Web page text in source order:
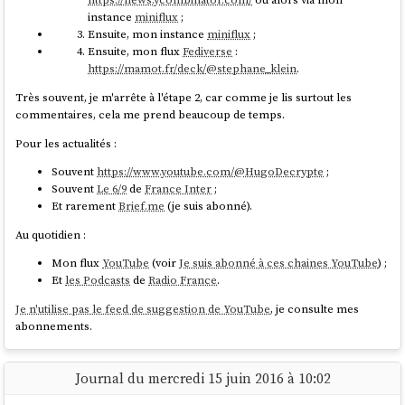
const
notifications =
(notificationsAtom);
set(cartAtom, [...cart,
product]);
if (user) {
[...notifications, {
	}
Et voici un exemple d'utilisation de
import { addToCartAtom } from 'addToCartAtom'
function ProductCard({ product }) {
// Récupérer uniquement l'action (pas
la valeur)
Il me reste entre 30 et 40 jours de disponibilité d'ici fin
décembre, et je suis donc à la recherche de nouvelles missions
pour compléter mon planning.
Si vous avez des projets ou connaissez des personnes qui
contacter ou à partager mon profil. 🙏
(repost) ou recommandation en commentaire !
Pour plus d'informations :
Mon CV :https://sklein.xyz/fr/cv/?campaign=ryxHYa
https://sklein.xyz/fr/services-freelance/?
campaign=ryxHYb
Mes disponibilités et tarifs :
https://sklein.xyz/fr/availability-and-pricing/?
campaign=ryxHYc
Et 3 jours plus tard :
instance miniflux ;
Ensuite, mon instance miniflux ;
Ensuite, mon fluxFediverse :
https://mamot.fr/deck/@stephane_klein.
Très souvent, je m'arrête à l'étape 2, car comme je lis surtout les
commentaires, cela me prend beaucoup de temps.
Pour les actualités :
Souvent https://www.youtube.com/@HugoDecrypte ;
SouventLe 6/9deFrance Inter ;
Et rarementBrief.me (je suis abonné).
Au quotidien :
Mon fluxYouTube (voirJe suis abonné à ces chaines YouTube) ;
Et les Podcasts deRadio France.
Je n'utilise pas le feed de suggestion de YouTube, je consulte mes
abonnements.
#JutilisePeuTwitter(de moins en moins).
JutilisePeu:
Journal du mercredi 15 juin 2016 à 10:02